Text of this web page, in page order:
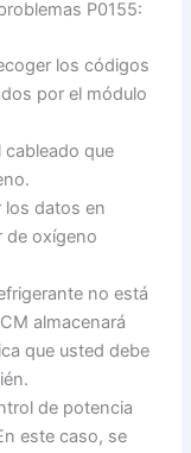
P0155:
los códigos
por el módulo
cableado que
los datos en
de oxígeno
no está
almacenará
que usted debe
de potencia
este caso, se